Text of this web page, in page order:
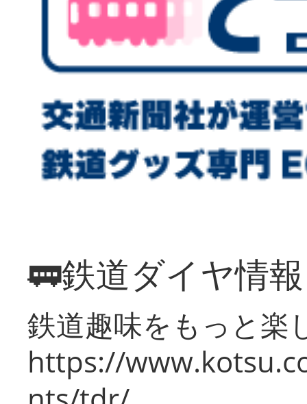
🚃鉄道ダイヤ情
鉄道趣味をもっと楽
https://